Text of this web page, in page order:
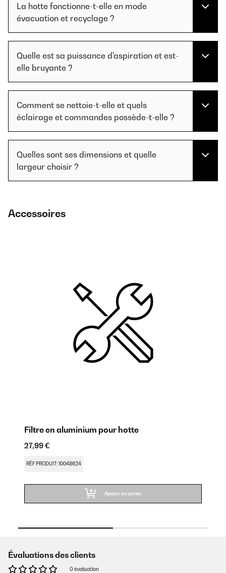
La hotte fonctionne-t-elle en mode
évacuation et recyclage ?
Quelle est sa puissance d'aspiration et est-
elle bruyante ?
Comment se nettoie-t-elle et quels
éclairage et commandes possède-t-elle ?
Quelles sont ses dimensions et quelle
largeur choisir ?
Accessoires
Filtre en aluminium pour hotte
27,99 €
RÉF PRODUIT: 10048624
Ajouter au panier
Évaluations des clients
0 évaluation